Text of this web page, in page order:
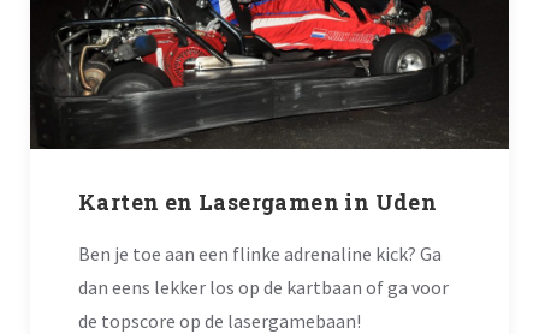
Karten en Lasergamen in Uden
Ben je toe aan een flinke adrenaline kick? Ga
dan eens lekker los op de kartbaan of ga voor
de topscore op de lasergamebaan!